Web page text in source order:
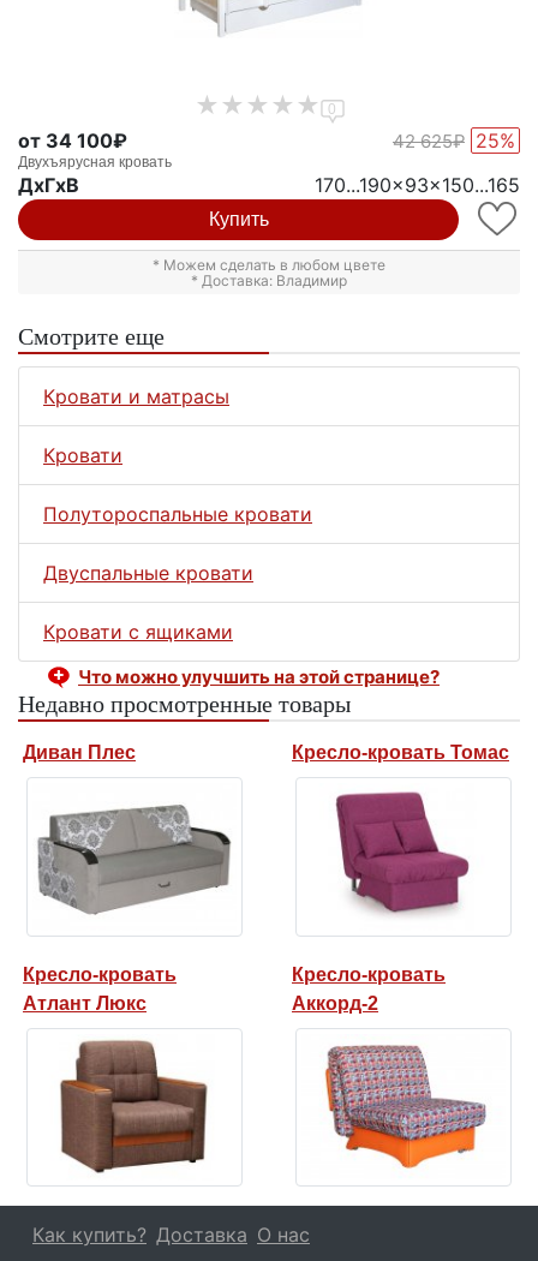
0
от 34 100₽ 42 625₽ 25%
Двухъярусная кровать
ДxГxВ 170...190x93x150...165
Купить
* Можем сделать в любом цвете
* Доставка: Владимир
Смотрите еще
Кровати и матрасы
Кровати
Полутороспальные кровати
Двуспальные кровати
Кровати с ящиками
Что можно улучшить на этой странице?
Недавно просмотренные товары
Диван Плес Кресло-кровать Томас
Кресло-кровать
Атлант Люкс
Кресло-кровать
Аккорд-2
Как купить? Доставка О нас